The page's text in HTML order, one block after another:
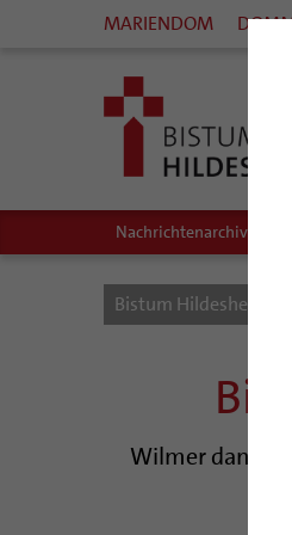
MARIENDOM
Nachrichtenarchiv
Bistum Hildesheim
Wilmer dankt